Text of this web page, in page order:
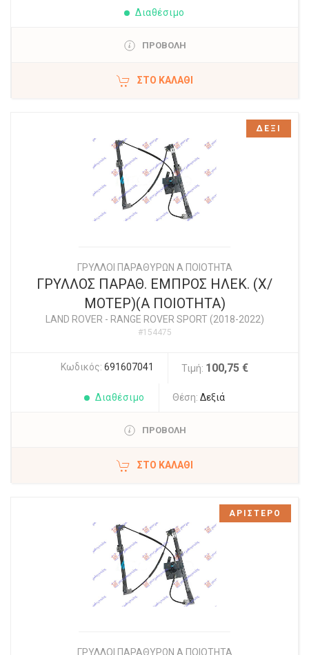
Διαθέσιμο
ΠΡΟΒΟΛΗ
ΣΤΟ ΚΑΛΆΘΙ
ΓΡΥΛΛΟΙ ΠΑΡΑΘΥΡΩΝ Α ΠΟΙΟΤΗΤΑ
ΓΡΥΛΛΟΣ ΠΑΡΑΘ. ΕΜΠΡΟΣ ΗΛΕΚ. (Χ/
ΜΟΤΕΡ)(Α ΠΟΙΟΤΗΤΑ)
LAND ROVER - RANGE ROVER SPORT (2018-2022)
#154475
Κωδικός: 691607041 Τιμή: 100,75 €
Διαθέσιμο Θέση: Δεξιά
ΠΡΟΒΟΛΗ
ΣΤΟ ΚΑΛΆΘΙ
ΔΕΞΙ
ΓΡΥΛΛΟΙ ΠΑΡΑΘΥΡΩΝ Α ΠΟΙΟΤΗΤΑ
ΑΡΙΣΤΕΡΟ